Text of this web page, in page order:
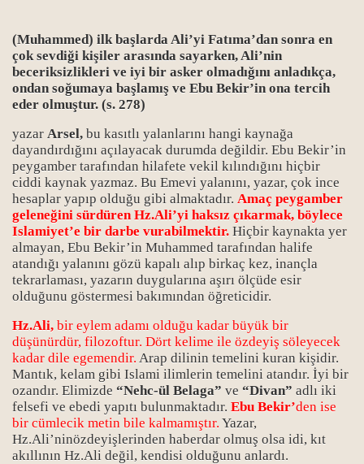
(Muhammed) ilk başlarda Ali’yi Fatıma’dan sonra en
çok sevdiği kişiler arasında sayarken, Ali’nin
beceriksizlikleri ve iyi bir asker olmadığını anladıkça,
ondan soğumaya başlamış ve Ebu Bekir’in ona tercih
eder olmuştur. (s. 278)
yazar Arsel, bu kasıtlı yalanlarını hangi kaynağa
dayandırdığını açılayacak durumda değildir. Ebu Bekir’in
peygamber tarafından hilafete vekil kılındığını hiçbir
ciddi kaynak yazmaz. Bu Emevi yalanını, yazar, çok ince
hesaplar yapıp olduğu gibi almaktadır. Amaç peygamber
geleneğini sürdüren Hz.Ali’yi haksız çıkarmak, böylece
Islamiyet’e bir darbe vurabilmektir. Hiçbir kaynakta yer
almayan, Ebu Bekir’in Muhammed tarafından halife
atandığı yalanını gözü kapalı alıp birkaç kez, inançla
tekrarlaması, yazarın duygularına aşırı ölçüde esir
olduğunu göstermesi bakımından öğreticidir.
Hz.Ali, bir eylem adamı olduğu kadar büyük bir
düşünürdür, filozoftur. Dört kelime ile özdeyiş söleyecek
kadar dile egemendir. Arap dilinin temelini kuran kişidir.
Mantık, kelam gibi Islami ilimlerin temelini atandır. İyi bir
ozandır. Elimizde “Nehc-ül Belaga” ve “Divan” adlı iki
felsefi ve ebedi yapıtı bulunmaktadır. Ebu Bekir’den ise
bir cümlecik metin bile kalmamıştır. Yazar,
Hz.Ali’ninözdeyişlerinden haberdar olmuş olsa idi, kıt
akıllının Hz.Ali değil, kendisi olduğunu anlardı.